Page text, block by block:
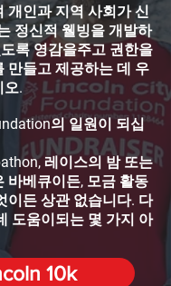
개인과 지역 사회가 신
정신적 웰빙을 개발하
록 영감을주고 권한을
만들고 제공하는 데 우
오.
의 일원이 되십
레이스의 밤 또는
바베큐이든, 모금 활동
이든 상관 없습니다. 다
도움이되는 몇 가지 아
10k